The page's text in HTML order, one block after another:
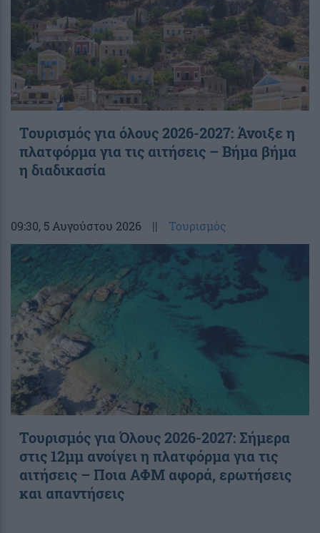
Τουρισμός για όλους 2026-2027: Άνοιξε η
πλατφόρμα για τις αιτήσεις – Βήμα βήμα
η διαδικασία
09:30, 5 Αυγούστου 2026 || Τουρισμός
Τουρισμός για Όλους 2026-2027: Σήμερα
στις 12μμ ανοίγει η πλατφόρμα για τις
αιτήσεις – Ποια ΑΦΜ αφορά, ερωτήσεις
και απαντήσεις